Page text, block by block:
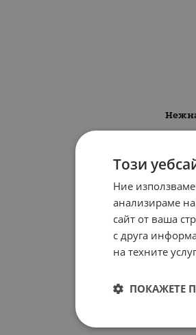
Този
Ние
анализираме
сайт от ваша
с друга
на техните
ПОКАЖЕТЕ